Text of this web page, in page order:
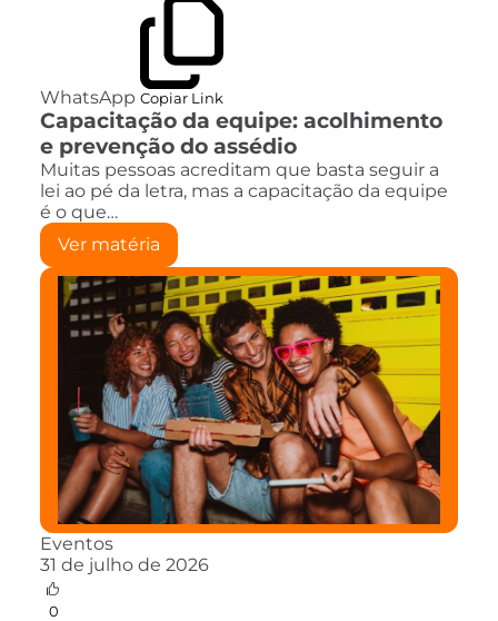
WhatsApp Copiar Link
Capacitação da equipe: acolhimento
e prevenção do assédio
Muitas pessoas acreditam que basta seguir a
lei ao pé da letra, mas a capacitação da equipe
é o que…
Ver matéria
Eventos
31 de julho de 2026
0